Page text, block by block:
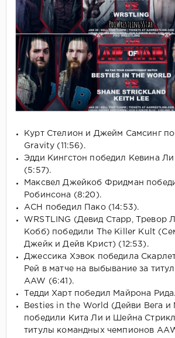
Курт Стелион и Джейм Самсинг
Gravity (11:56).
Эдди Кингстон победил Кевина
(5:57).
Максвел Джейкоб Фридман
Робинсона (8:20).
АСН победил Пако (14:53).
WRSTLING (Девид Старр,
Кобб) победили The Killer Kult
Джейк и Дейв Крист) (12:53).
Джессика Хэвок победила
Рей в матче на выбывание за
AAW (6:41).
Тедди Харт победил Майрона Рида.
Besties in the World (Дейви Вега и
победили Кита Ли и Шейна
титулы командных чемпионов